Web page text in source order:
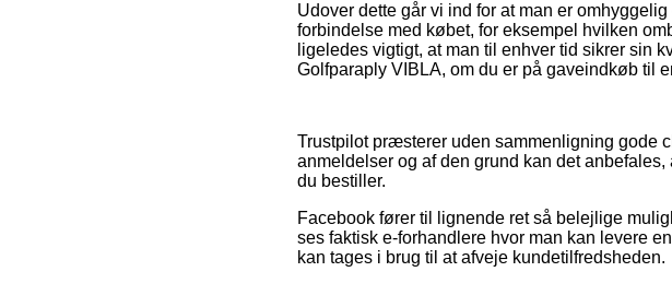
Udover dette går vi ind for at man er
forbindelse med købet, for eksempel hvilken
ligeledes vigtigt, at man til enhver tid sikrer sin
Golfparaply VIBLA, om du er på gaveindkøb til
Trustpilot præsterer uden sammenligning gode
anmeldelser og af den grund kan det
du bestiller.
Facebook fører til lignende ret så belejlige
ses faktisk e-forhandlere hvor man kan levere
kan tages i brug til at afveje kundetilfredsheden.